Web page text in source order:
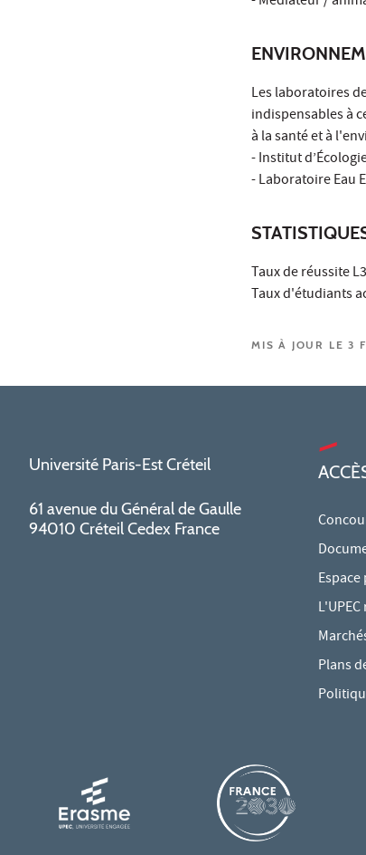
Les laboratoires
indispensables à
à la santé et à
- Institut
- Laboratoire Eau
Taux de réussite
Taux d'étudiants
MIS À JOUR LE 3
Université Paris-Est Créteil
61 avenue du Général de Gaulle
94010 Créteil Cedex France
Plans